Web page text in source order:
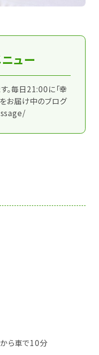
ュー
。毎日21:00に「幸
お届け中のブログ
から車で10分